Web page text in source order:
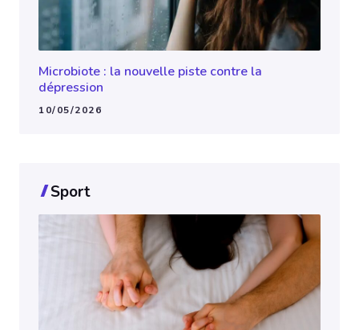
Microbiote : la nouvelle piste contre la
dépression
10/05/2026
Sport